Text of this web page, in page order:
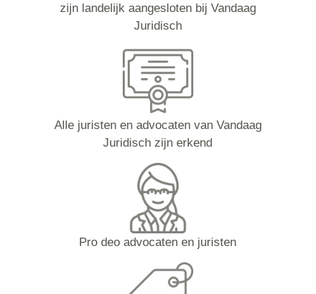
zijn landelijk aangesloten bij Vandaag
Juridisch
Alle juristen en advocaten van Vandaag
Juridisch zijn erkend
Pro deo advocaten en juristen